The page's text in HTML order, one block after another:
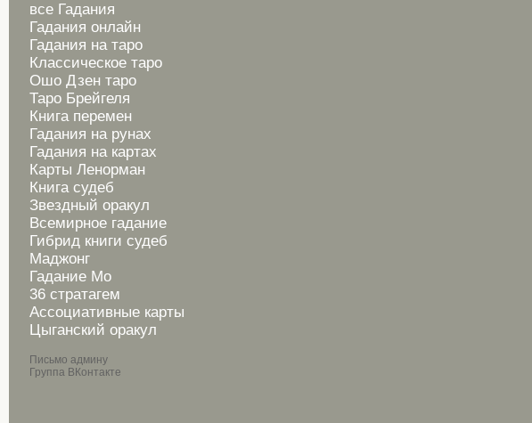
все Гадания
Гадания онлайн
Гадания на таро
Классическое таро
Ошо Дзен таро
Таро Брейгеля
Книга перемен
Гадания на рунах
Гадания на картах
Карты Ленорман
Книга судеб
Звездный оракул
Всемирное гадание
Гибрид книги судеб
Маджонг
Гадание Мо
36 стратагем
Ассоциативные карты
Цыганский оракул
Письмо админу
Группа ВКонтакте